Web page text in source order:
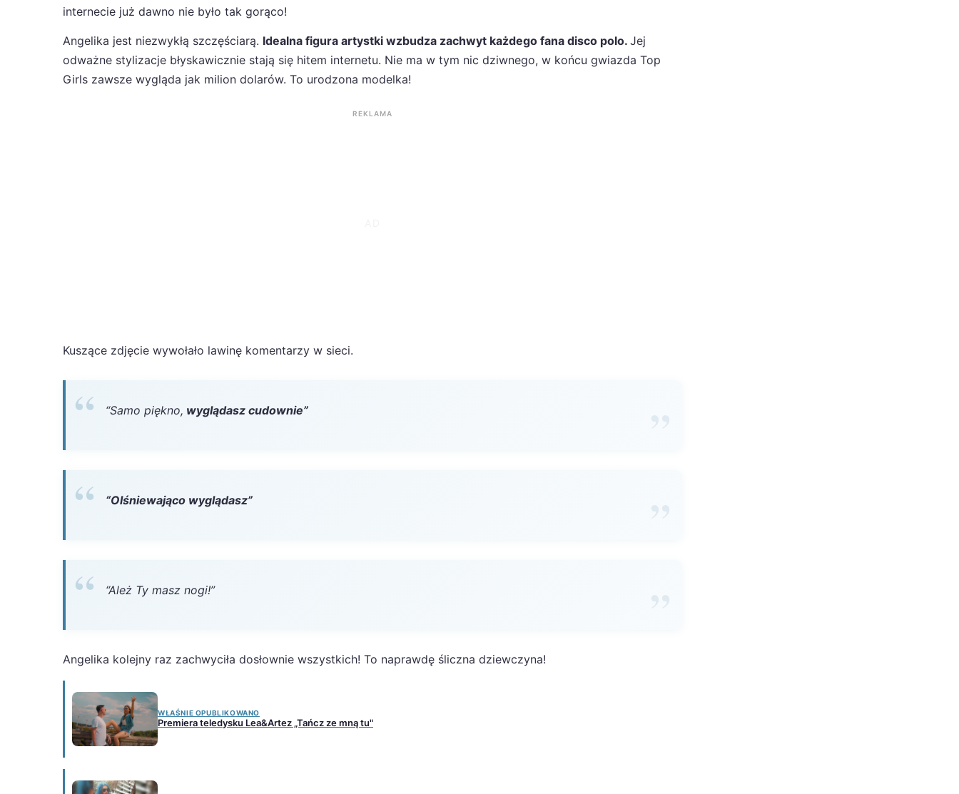
internecie już dawno nie było tak gorąco!
Angelika jest niezwykłą szczęściarą. Idealna figura artystki wzbudza zachwyt każdego fana disco polo. Jej
odważne stylizacje błyskawicznie stają się hitem internetu. Nie ma w tym nic dziwnego, w końcu gwiazda Top
Girls zawsze wygląda jak milion dolarów. To urodzona modelka!
REKLAMA
Kuszące zdjęcie wywołało lawinę komentarzy w sieci.
“Samo piękno, wyglądasz cudownie”
“Olśniewająco wyglądasz”
“Ależ Ty masz nogi!”
Angelika kolejny raz zachwyciła dosłownie wszystkich! To naprawdę śliczna dziewczyna!
WŁAŚNIE OPUBLIKOWANO
Premiera teledysku Lea&Artez „Tańcz ze mną tu"